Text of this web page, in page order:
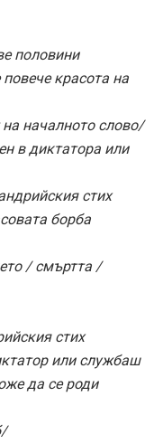
половини
красота на
началното слово/
в диктатора или
стих
борба
/ смъртта /
стих
или службаш
да се роди